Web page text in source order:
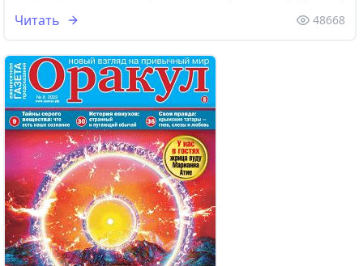
Читать 48668